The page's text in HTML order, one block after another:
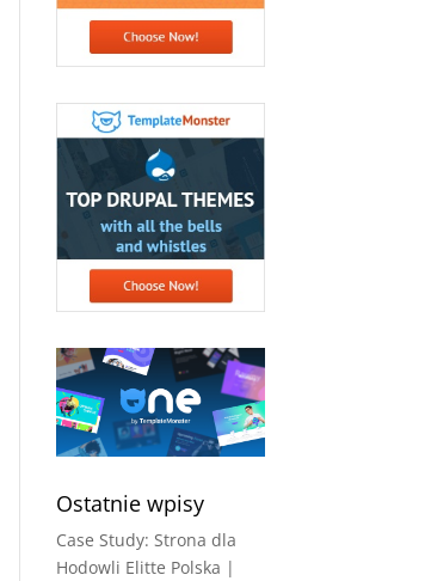
Ostatnie wpisy
Case Study: Strona dla
Hodowli Elitte Polska |